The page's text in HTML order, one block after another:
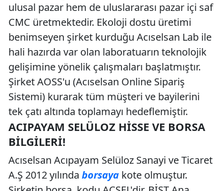
ulusal pazar hem de uluslararası pazar içi saf
CMC üretmektedir. Ekoloji dostu üretimi
benimseyen şirket kurduğu Acıselsan Lab ile
hali hazırda var olan laboratuarın teknolojik
gelişimine yönelik çalışmaları başlatmıştır.
Şirket AOSS'u (Acıselsan Online Sipariş
Sistemi) kurarak tüm müşteri ve bayilerini
tek çatı altında toplamayı hedeflemiştir.
ACIPAYAM SELÜLOZ HISSE VE BORSA
BILGILERI!
Acıselsan Acıpayam Selüloz Sanayi ve Ticaret
A.Ş 2012 yılında borsaya kote olmuştur.